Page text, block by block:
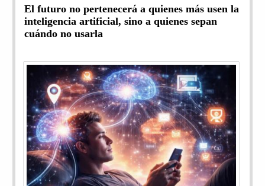
El futuro no pertenecerá a quienes más usen la
inteligencia artificial, sino a quienes sepan
cuándo no usarla